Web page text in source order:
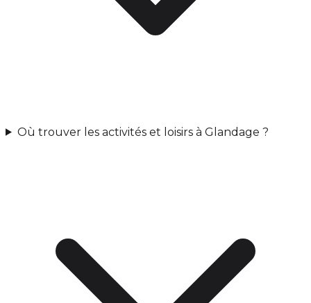
Où trouver les activités et loisirs à Glandage ?